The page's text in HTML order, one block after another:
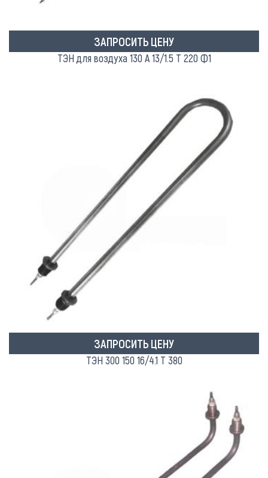
ЗАПРОСИТЬ ЦЕНУ
ТЭН для воздуха 130 А 13/1.5 Т 220 Ф1
ЗАПРОСИТЬ ЦЕНУ
ТЭН 300 150 16/4.1 T 380